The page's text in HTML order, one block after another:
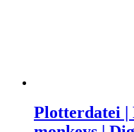
|
Not
Plotterdatei |